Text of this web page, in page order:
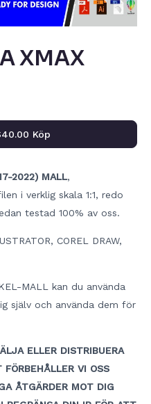
XMAX
2022) MALL,
i verklig skala 1:1, redo
testad 100% av oss.
COREL DRAW,
MALL kan du använda
själv och använda dem för
ELLER DISTRIBUERA
VI OSS
ÅTGÄRDER MOT DIG
Köp